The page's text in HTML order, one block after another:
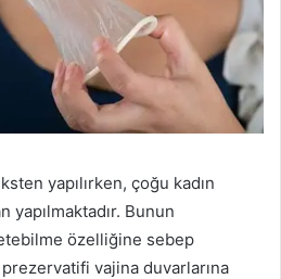
yapılırken, çoğu kadın
Bunun
özelliğine sebep
prezervatifi vajina duvarlarına